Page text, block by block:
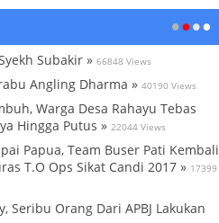
Subakir » 66848 Views
Angling Dharma » 40190 Views
Warga Desa Rahayu Tebas
Hingga Putus » 22044 Views
Papua, Team Buser Pati Kembali
T.O Ops Sikat Candi 2017 » 17399
Seribu Orang Dari APBJ Lakukan